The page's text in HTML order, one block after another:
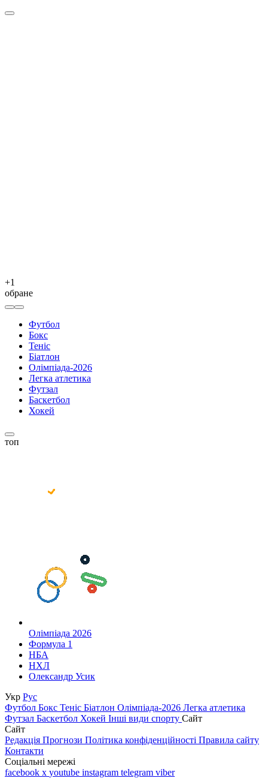
+1
обране
Футбол
Бокс
Теніс
Біатлон
Олімпіада-2026
Легка атлетика
Футзал
Баскетбол
Хокей
топ
Олімпіада 2026
Формула 1
НБА
НХЛ
Олександр Усик
Укр Рус
Футбол Бокс Теніс Біатлон Олімпіада-2026 Легка атлетика
Футзал Баскетбол Хокей Інші види спорту Сайт
Сайт
Редакція Прогнози Політика конфіденційності Правила сайту
Контакти
Соціальні мережі
facebook x youtube instagram telegram viber